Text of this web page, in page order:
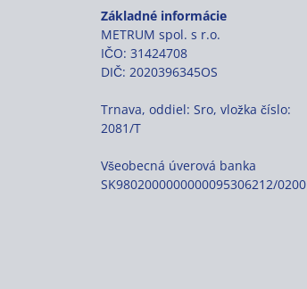
Základné informácie
METRUM spol. s r.o.
IČO: 31424708
DIČ: 2020396345OS
Trnava, oddiel: Sro, vložka číslo:
2081/T
Všeobecná úverová banka
SK9802000000000095306212/0200